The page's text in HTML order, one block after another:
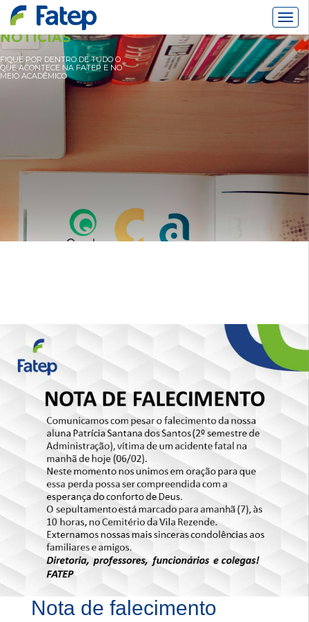
NOTÍCIAS
FIQUE POR DENTRO DE TUDO O
QUE ACONTECE NA FATEP E NO
MEIO ACADÊMICO
Nota de falecimento